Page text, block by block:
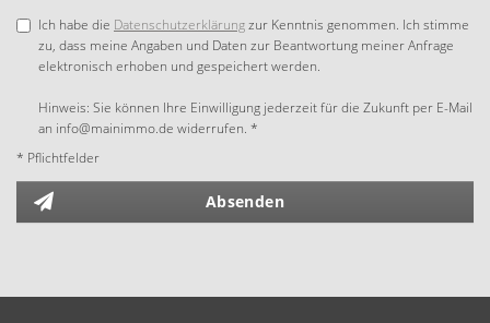
Ich habe die Datenschutzerklärungzur Kenntnis genommen. Ich stimme
zu, dass meine Angaben und Daten zur Beantwortung meiner Anfrage
elektronisch erhoben und gespeichert werden.
Hinweis: Sie können Ihre Einwilligung jederzeit für die Zukunft per E-Mail
an info@mainimmo.de widerrufen. *
* Pflichtfelder
Absenden